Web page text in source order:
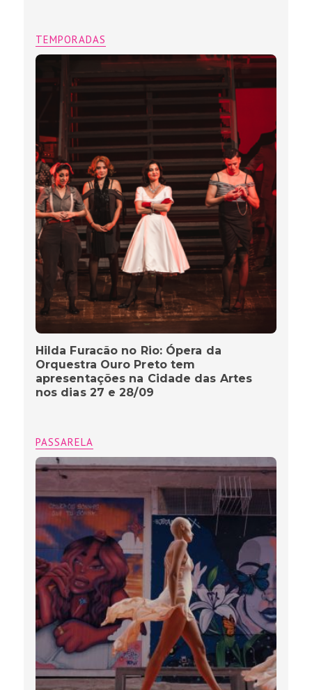
TEMPORADAS
Hilda Furacão no Rio: Ópera da
Orquestra Ouro Preto tem
apresentações na Cidade das Artes
nos dias 27 e 28/09
PASSARELA